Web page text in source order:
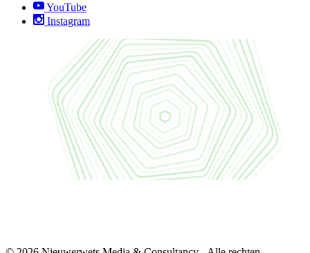
YouTube
Instagram